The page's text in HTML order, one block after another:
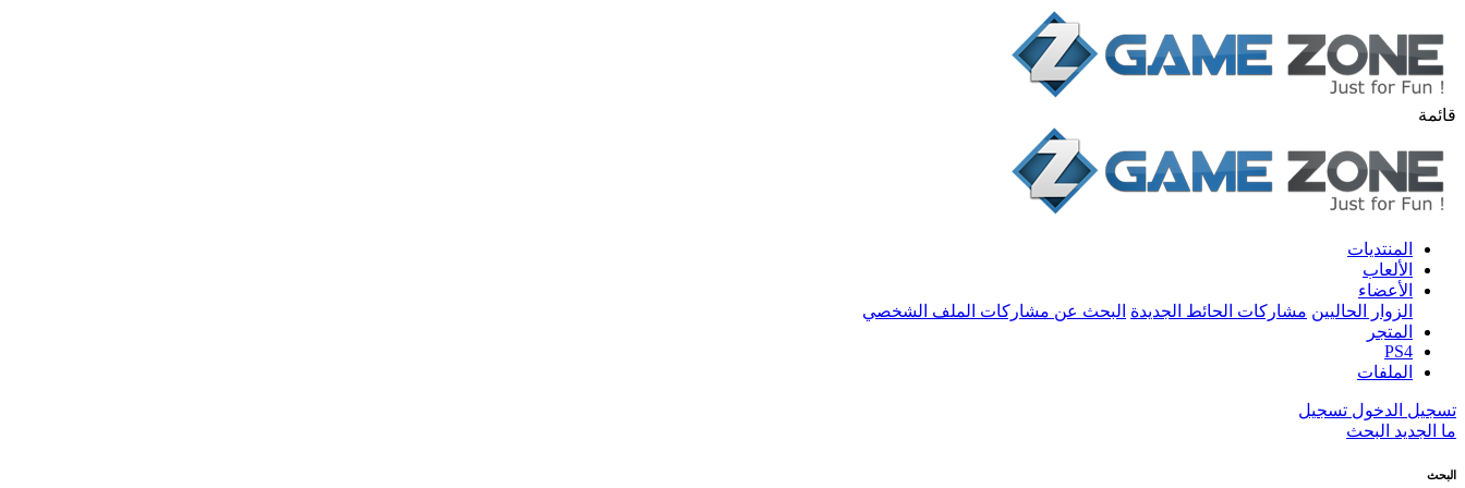
قائمة
المنتديات
الألعاب
الأعضاء
الزوار الحاليين مشاركات الحائط الجديدة البحث عن مشاركات الملف الشخصي
المتجر
PS4
الملفات
تسجيل الدخول تسجيل
ما الجديد البحث
البحث